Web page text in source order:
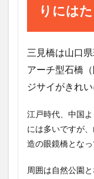
りには
三見橋は山口
アーチ型石橋
ジサイがきれい
江戸時代、中国
には多いですが
造の眼鏡橋となっ
周囲は自然公園